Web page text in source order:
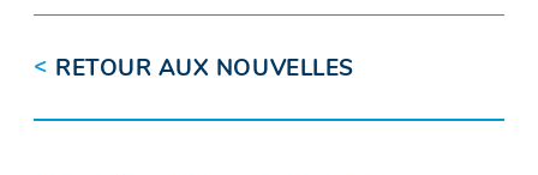
< RETOUR AUX NOUVELLES